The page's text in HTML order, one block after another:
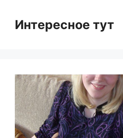
contentИнтересное тут